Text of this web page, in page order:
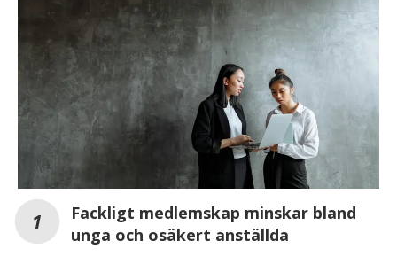
Fackligt medlemskap minskar bland
unga och osäkert anställda